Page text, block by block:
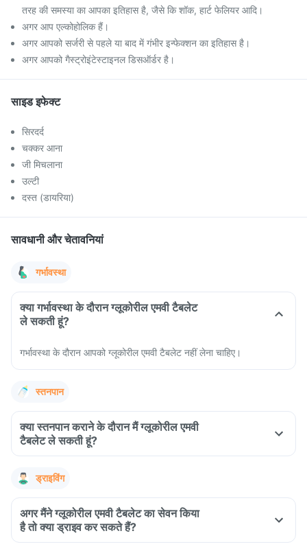
तरह की समस्या का आपका इतिहास है, जैसे कि शॉक, हार्ट फेलियर आदि।
अगर आप एल्कोहोलिक हैं।
अगर आपको सर्जरी से पहले या बाद में गंभीर इन्फेक्शन का इतिहास है।
अगर आपको गैस्ट्रोइंटेस्टाइनल डिसऑर्डर है।
साइड इफेक्ट
सिरदर्द
चक्कर आना
जी मिचलाना
उल्टी
दस्त (डायरिया)
सावधानी और चेतावनियां
गर्भावस्था
क्या गर्भावस्था के दौरान ग्लूकोरील एमवी टैबलेट
ले सकती हूं?
गर्भावस्था के दौरान आपको ग्लूकोरील एमवी टैबलेट नहीं लेना चाहिए।
स्तनपान
क्या स्तनपान कराने के दौरान मैं ग्लूकोरील एमवी
टैबलेट ले सकती हूं?
ड्राइविंग
अगर मैंने ग्लूकोरील एमवी टैबलेट का सेवन किया
है तो क्या ड्राइव कर सकते हैं?